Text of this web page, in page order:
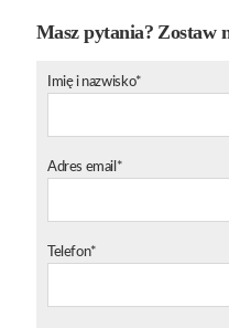
Masz pytania? Zostaw
Imię i nazwisko*
Adres email*
Telefon*